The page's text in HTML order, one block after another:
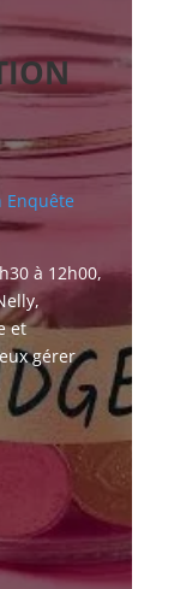
Enquête
à 12h00,
et
gérer